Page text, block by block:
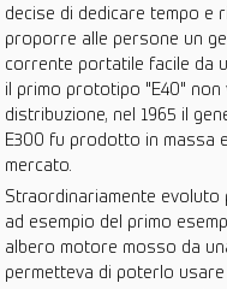
decise di dedicare tempo e
proporre alle persone un
corrente portatile facile da
il primo prototipo "E40" non
distribuzione, nel 1965 il
E300 fu prodotto in massa
mercato.
Straordinariamente evoluto
ad esempio del primo
albero motore mosso da
permetteva di poterlo usare